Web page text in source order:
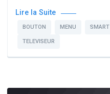
Lire la Suite
BOUTON MENU SMART
TELEVISEUR